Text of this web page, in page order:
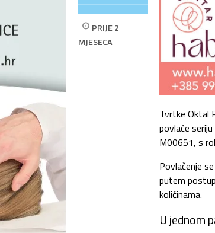
PRIJE 2
MJESECA
Tvrtke Oktal
povlače
M00651, s
Povlačenje
putem
količinama.
U jednom